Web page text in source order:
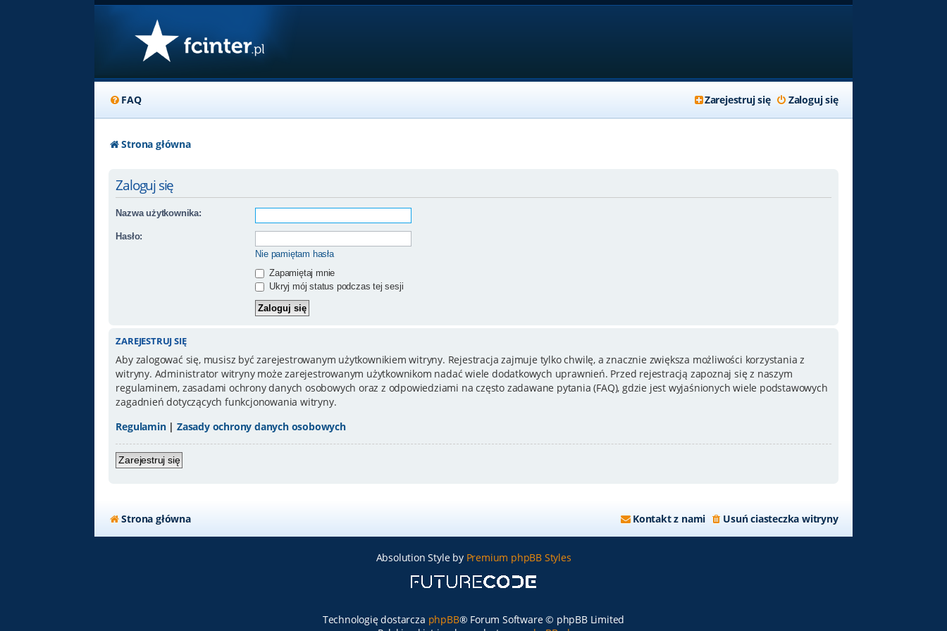
FAQ Zaloguj się
Zarejestruj się
Strona główna
Zaloguj się
Nazwa użytkownika:
Hasło:
Nie pamiętam hasła
Zapamiętaj mnie
Ukryj mój status podczas tej sesji
ZAREJESTRUJ SIĘ
Aby zalogować się, musisz być zarejestrowanym użytkownikiem witryny. Rejestracja zajmuje tylko chwilę, a znacznie zwiększa możliwości korzystania z
witryny. Administrator witryny może zarejestrowanym użytkownikom nadać wiele dodatkowych uprawnień. Przed rejestracją zapoznaj się z naszym
regulaminem, zasadami ochrony danych osobowych oraz z odpowiedziami na często zadawane pytania (FAQ), gdzie jest wyjaśnionych wiele podstawowych
zagadnień dotyczących funkcjonowania witryny.
Regulamin|Zasady ochrony danych osobowych
Zarejestruj się
Strona główna Usuń ciasteczka witryny
Kontakt z nami
Absolution Style by Premium phpBB Styles
Technologię dostarcza phpBB® Forum Software © phpBB Limited